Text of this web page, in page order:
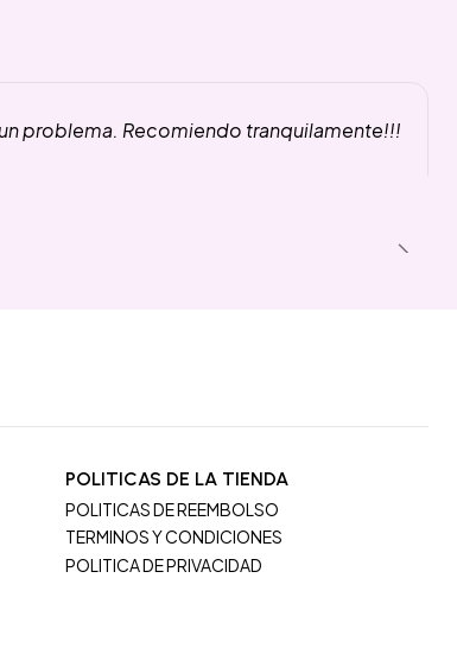
problema. Recomiendo tranquilamente!!!
POLITICAS DE LA TIENDA
POLITICAS DE REEMBOLSO
TERMINOS Y CONDICIONES
POLITICA DE PRIVACIDAD